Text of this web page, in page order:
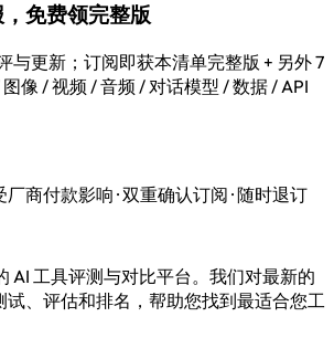
免费领完整版
与更新；订阅即获本清单完整版 + 另外 7
像 / 视频 / 音频 / 对话模型 / 数据 / API
商付款影响 · 双重确认订阅 · 随时退订
AI 工具评测与对比平台。我们对最新的
试、评估和排名，帮助您找到最适合您工